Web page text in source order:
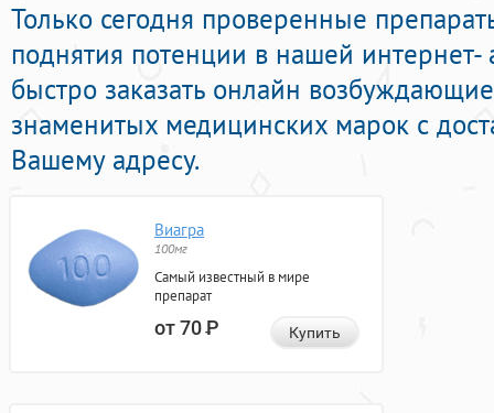
Только сегодня проверенные
поднятия потенции в нашей
быстро заказать онлайн
знаменитых медицинских марок с
Вашему адресу.
Виагра
100мг
Самый известный в мире
препарат
от 70Р Купить